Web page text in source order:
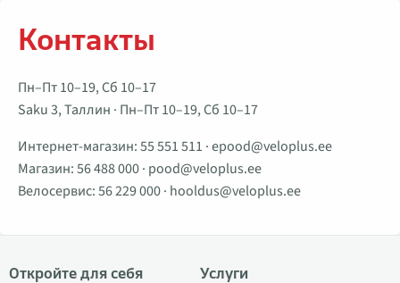
Контакты
Пн–Пт 10–19, Сб 10–17
Saku 3, Таллин · Пн–Пт 10–19, Сб 10–17
Интернет-магазин:55 551 511 ·epood@veloplus.ee
Магазин:56 488 000· pood@veloplus.ee
Велосервис:56 229 000· hooldus@veloplus.ee
Откройте для себя Услуги